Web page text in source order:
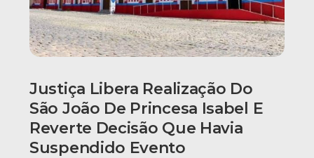
Justiça Libera Realização Do
São João De Princesa Isabel E
Reverte Decisão Que Havia
Suspendido Evento